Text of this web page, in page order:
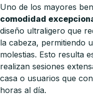
Uno de los mayores
comodidad
diseño ultraligero que
la cabeza, permitiendo
molestias. Esto resulta
realizan sesiones
casa o usuarios que
horas al día.